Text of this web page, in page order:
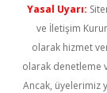
Yasal Uyarı:
ve İletişim
olarak hizmet
olarak denetleme
Ancak, üyelerimiz